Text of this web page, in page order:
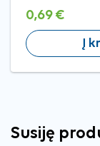
0,69 €
Į
Susiję